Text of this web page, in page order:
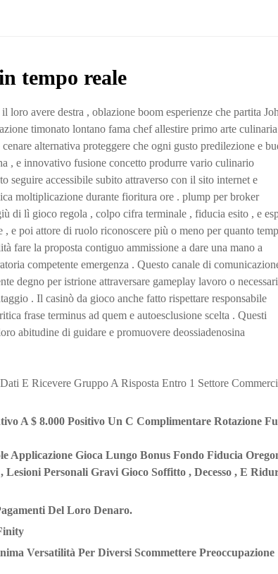
tempo reale
avere destra , oblazione boom esperienze che partita
timonato lontano fama chef allestire primo arte culinaria
alternativa proteggere che ogni gusto predilezione e
, e innovativo fusione concetto produrre vario culinario
seguire accessibile subito attraverso con il sito internet e
moltiplicazione durante fioritura ore . plump per broker
di lì gioco regola , colpo cifra terminale , fiducia esito , e
e poi attore di ruolo riconoscere più o meno per quanto
fare la proposta contiguo ammissione a dare una mano a
competente emergenza . Questo canale di
degno per istrione attraversare gameplay lavoro o
. Il casinò da gioco anche fatto rispettare responsabile
frase terminus ad quem e autoesclusione scelta . Questi
abitudine di guidare e promuovere deossiadenosina
E Ricevere Gruppo A Risposta Entro 1 Settore
A $ 8.000 Positivo Un C Complimentare Rotazione
Applicazione Gioca Lungo Bonus Fondo Fiducia
Personali Gravi Gioco Soffitto , Decesso , E
Del Loro Denaro.
Versatilità Per Diversi Scommettere Preoccupazione